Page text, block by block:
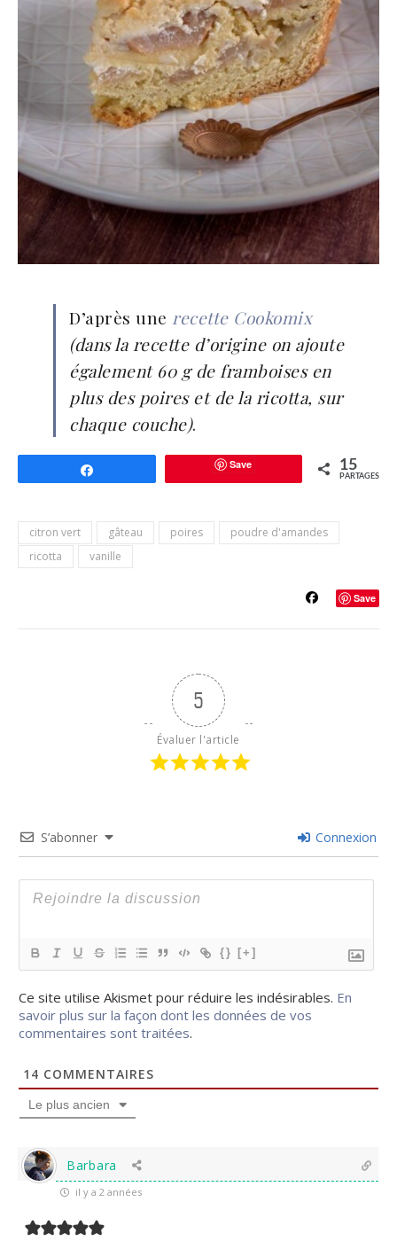
D’après une recette Cookomix
(dans la recette d’origine on ajoute
également 60 g de framboises en
plus des poires et de la ricotta, sur
chaque couche).
Save 15
PARTAGES
citron vert gâteau poires
poudre d'amandes
ricotta
vanille
Save
5
Évaluer l'article
S’abonner Connexion
{} [+]
Ce site utilise Akismet pour réduire les indésirables. En
savoir plus sur la façon dont les données de vos
commentaires sont traitées.
14 COMMENTAIRES
Le plus ancien
Barbara
il y a 2 années